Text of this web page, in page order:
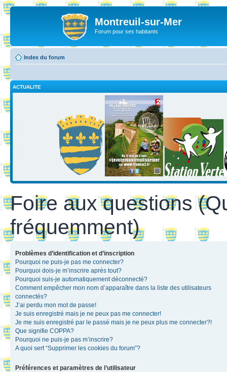
Montreuil-sur-Mer
Forum pour ses habitants
Index du forum
ACTUALITE
Foire aux questions
fréquemment)
Problèmes d’identification et d’inscription
Pourquoi ne puis-je pas me connecter?
Pourquoi dois-je m’inscrire après tout?
Pourquoi suis-je automatiquement déconnecté?
Comment empêcher mon nom d’apparaître dans la liste des utilisateurs
connectés?
J’ai perdu mon mot de passe!
Je suis enregistré mais je ne peux pas me connecter!
Je me suis enregistré par le passé mais je ne peux plus me connecter?!
Que signifie COPPA?
Pourquoi ne puis-je pas m’inscrire?
A quoi sert “Supprimer les cookies du forum”?
Préférences et paramètres de l’utilisateur